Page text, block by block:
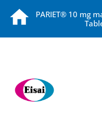
PARIET® 10 mg